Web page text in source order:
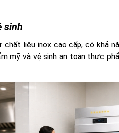
sinh
liệu inox cao cấp, có khả
mỹ và vệ sinh an toàn thực